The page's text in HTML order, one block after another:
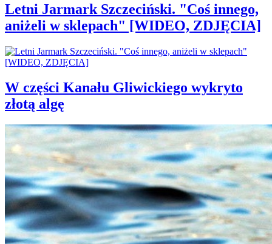
Letni Jarmark Szczeciński. "Coś innego,
aniżeli w sklepach" [WIDEO, ZDJĘCIA]
W części Kanału Gliwickiego wykryto
złotą algę